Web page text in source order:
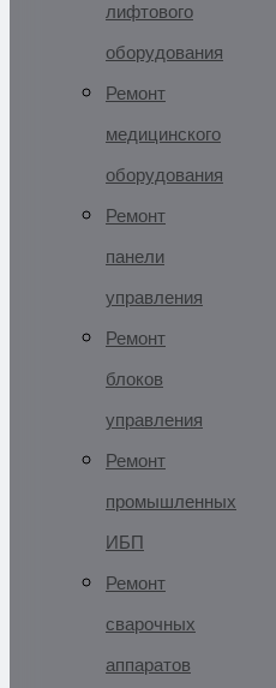
лифтового
оборудования
Ремонт
медицинского
оборудования
Ремонт
панели
управления
Ремонт
блоков
управления
Ремонт
промышленных
ИБП
Ремонт
сварочных
аппаратов